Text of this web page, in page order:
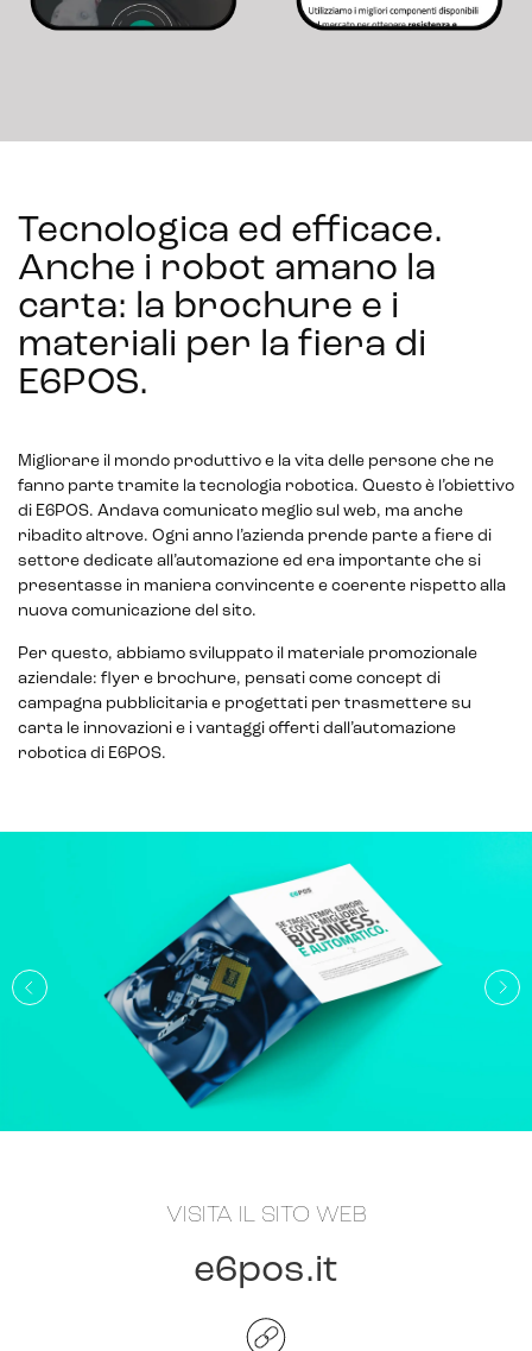
Tecnologica ed efficace.
Anche i robot amano la
carta: la brochure e i
materiali per la fiera di
E6POS.
Migliorare il mondo produttivo e la vita delle persone che ne
fanno parte tramite la tecnologia robotica. Questo è l’obiettivo
di E6POS. Andava comunicato meglio sul web, ma anche
ribadito altrove. Ogni anno l’azienda prende parte a fiere di
settore dedicate all’automazione ed era importante che si
presentasse in maniera convincente e coerente rispetto alla
nuova comunicazione del sito.
Per questo, abbiamo sviluppato il materiale promozionale
aziendale: flyer e brochure, pensati come concept di
campagna pubblicitaria e progettati per trasmettere su
carta le innovazioni e i vantaggi offerti dall’automazione
robotica di E6POS.
VISITA IL SITO WEB
e6pos.it